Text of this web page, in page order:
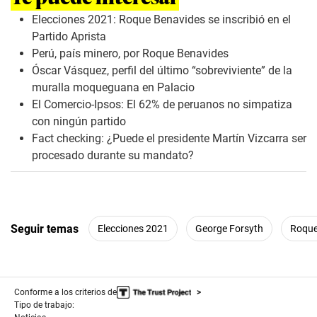
s
e
s
Elecciones 2021: Roque Benavides se inscribió en el
Partido Aprista
Perú, país minero, por Roque Benavides
Óscar Vásquez, perfil del último “sobreviviente” de la
muralla moqueguana en Palacio
El Comercio-Ipsos: El 62% de peruanos no simpatiza
con ningún partido
Fact checking: ¿Puede el presidente Martín Vizcarra ser
procesado durante su mandato?
Seguir temas Elecciones 2021 George Forsyth
Conforme a los criterios de
Tipo de trabajo: